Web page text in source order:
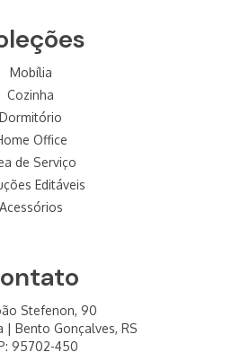
Mobília
Cozinha
Dormitório
Office
de Serviço
Editáveis
Acessórios
Stefenon, 90
| Bento Gonçalves, RS
95702-450